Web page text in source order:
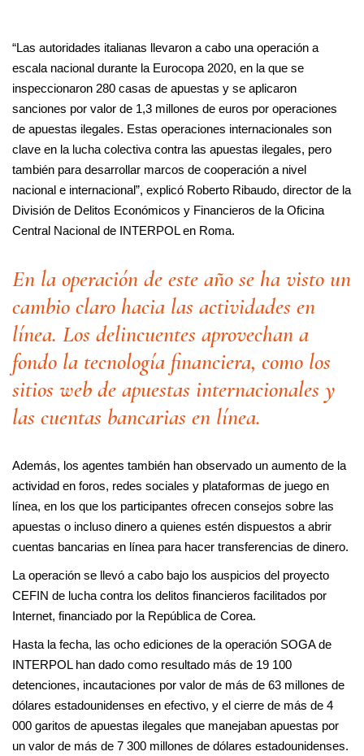
“Las autoridades italianas llevaron a cabo una operación a
escala nacional durante la Eurocopa 2020, en la que se
inspeccionaron 280 casas de apuestas y se aplicaron
sanciones por valor de 1,3 millones de euros por operaciones
de apuestas ilegales. Estas operaciones internacionales son
clave en la lucha colectiva contra las apuestas ilegales, pero
también para desarrollar marcos de cooperación a nivel
nacional e internacional”, explicó Roberto Ribaudo, director de la
División de Delitos Económicos y Financieros de la Oficina
Central Nacional de INTERPOL en Roma.
En la operación de este año se ha visto un
cambio claro hacia las actividades en
línea. Los delincuentes aprovechan a
fondo la tecnología financiera, como los
sitios web de apuestas internacionales y
las cuentas bancarias en línea.
Además, los agentes también han observado un aumento de la
actividad en foros, redes sociales y plataformas de juego en
línea, en los que los participantes ofrecen consejos sobre las
apuestas o incluso dinero a quienes estén dispuestos a abrir
cuentas bancarias en línea para hacer transferencias de dinero.
La operación se llevó a cabo bajo los auspicios del proyecto
CEFIN de lucha contra los delitos financieros facilitados por
Internet, financiado por la República de Corea.
Hasta la fecha, las ocho ediciones de la operación SOGA de
INTERPOL han dado como resultado más de 19 100
detenciones, incautaciones por valor de más de 63 millones de
dólares estadounidenses en efectivo, y el cierre de más de 4
000 garitos de apuestas ilegales que manejaban apuestas por
un valor de más de 7 300 millones de dólares estadounidenses.